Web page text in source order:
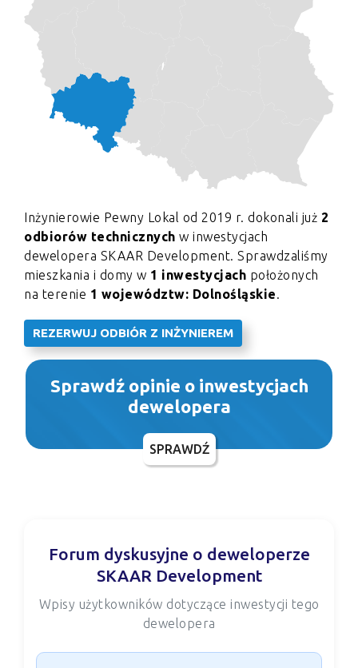
Inżynierowie Pewny Lokal od 2019 r. dokonali już 2
odbiorów technicznych w inwestycjach
dewelopera SKAAR Development. Sprawdzaliśmy
mieszkania i domy w 1 inwestycjach położonych
na terenie 1 województw: Dolnośląskie.
REZERWUJ ODBIÓR Z INŻYNIEREM
Sprawdź opinie o inwestycjach
dewelopera
SPRAWDŹ
Forum dyskusyjne o deweloperze
SKAAR Development
Wpisy użytkowników dotyczące inwestycji tego
dewelopera